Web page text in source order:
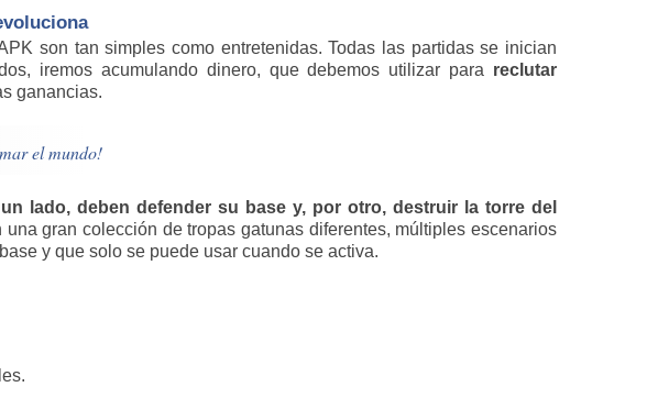
son tan simples como entretenidas. Todas las partidas se inician
iremos acumulando dinero, que debemos utilizar para reclutar
ganancias.
el mundo!
un lado, deben defender su base y, por otro, destruir la torre del
gran colección de tropas gatunas diferentes, múltiples escenarios
y que solo se puede usar cuando se activa.